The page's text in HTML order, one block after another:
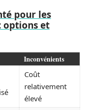
pour les
options et
Inconvénients
Coût
relativement
élevé